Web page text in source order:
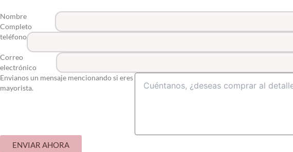
Nombre
Completo
teléfono
Correo
electrónico
Envianos un mensaje mencionando si eres
mayorista.
ENVIAR AHORA